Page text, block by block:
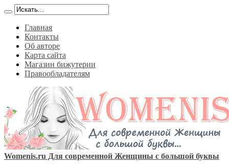
Главная
Контакты
Об авторе
Карта сайта
Магазин бижутерии
Правообладателям
Womenis.ru Для современной Женщины с большой буквы